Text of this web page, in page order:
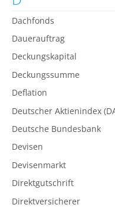
Dachfonds
Dauerauftrag
Deckungskapital
Deckungssumme
Deflation
Deutscher Aktienindex
Deutsche Bundesbank
Devisen
Devisenmarkt
Direktgutschrift
Direktversicherer